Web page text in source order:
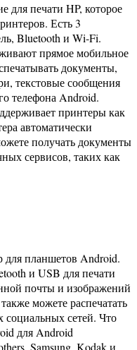
печати HP, которое
Есть 3
Bluetooth и Wi-Fi.
прямое мобильное
документы,
текстовые сообщения
телефона Android.
принтеры как
автоматически
получать документы
сервисов, таких как
планшетов Android.
и USB для печати
почты и изображений
можете распечатать
социальных сетей. Что
для Android
Samsung, Kodak и